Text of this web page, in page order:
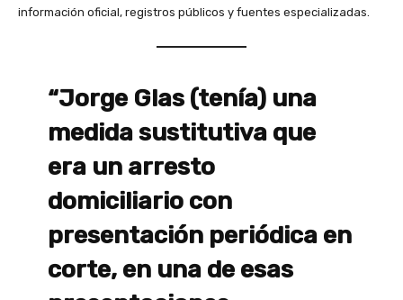
información oficial, registros públicos y fuentes especializadas.
“Jorge Glas (tenía) una
medida sustitutiva que
era un arresto
domiciliario con
presentación periódica en
corte, en una de esas